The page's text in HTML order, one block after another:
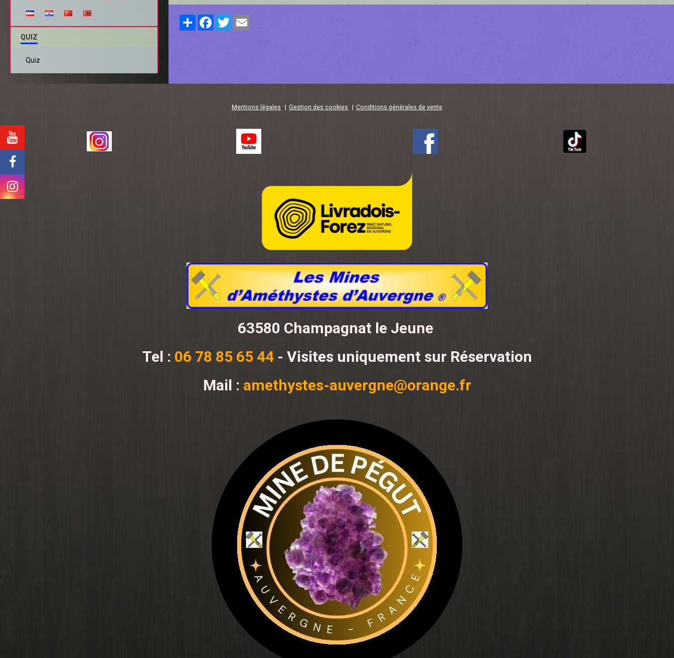
PartagerFacebookTwitter
QUIZ
Quiz
Mentions légales Gestion des cookies Conditions générales de vente
63580 Champagnat le Jeune
Tel : 06 78 85 65 44- Visites uniquement sur Réservation
Mail : amethystes-auvergne@orange.fr